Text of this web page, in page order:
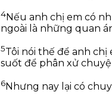
4Nếu anh chị em có
ngoài là những quan
5Tôi nói thế để anh
suốt để phân xử
6Nhưng nay lại có